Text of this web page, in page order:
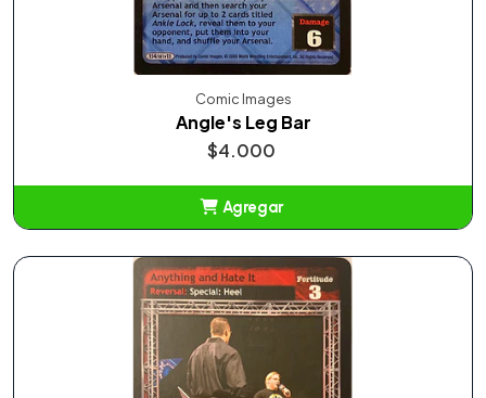
Comic Images
Angle's Leg Bar
$4.000
Agregar